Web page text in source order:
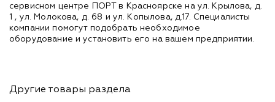
сервисном центре ПОРТ в Красноярске на ул. Крылова, д.
1 , ул. Молокова, д. 68 и ул. Копылова, д.17. Специалисты
компании помогут подобрать необходимое
оборудование и установить его на вашем предприятии.
Другие товары раздела